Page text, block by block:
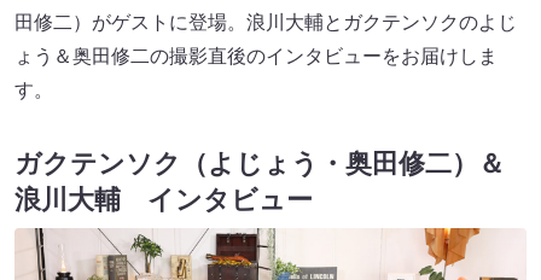
田修二）がゲストに登場。浪川大輔とガクテンソクのよじ
ょう＆奥田修二の撮影直後のインタビューをお届けしま
す。
ガクテンソク（よじょう・奥田修二）＆
浪川大輔 インタビュー